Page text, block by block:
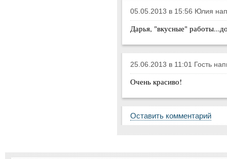
05.05.2013 в 15:56 Юлия
Дарья, "вкусные"
25.06.2013 в 11:01 Гость
Очень красиво!
Оставить комментарий